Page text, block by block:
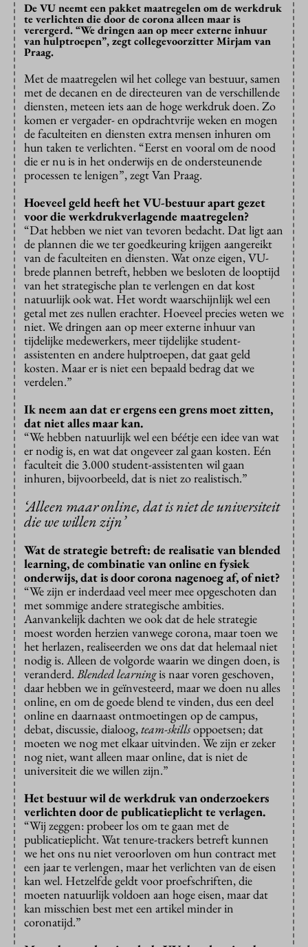
De VU neemt een pakket maatregelen om de werkdruk
te verlichten die door de corona alleen maar is
verergerd. “We dringen aan op meer externe inhuur
van hulptroepen”, zegt collegevoorzitter Mirjam van
Praag.
Met de maatregelen wil het college van bestuur, samen
met de decanen en de directeuren van de verschillende
diensten, meteen iets aan de hoge werkdruk doen. Zo
komen er vergader- en opdrachtvrije weken en mogen
de faculteiten en diensten extra mensen inhuren om
hun taken te verlichten. “Eerst en vooral om de nood
die er nu is in het onderwijs en de ondersteunende
processen te lenigen”, zegt Van Praag.
Hoeveel geld heeft het VU-bestuur apart gezet
voor die werkdrukverlagende maatregelen?
“Dat hebben we niet van tevoren bedacht. Dat ligt aan
de plannen die we ter goedkeuring krijgen aangereikt
van de faculteiten en diensten. Wat onze eigen, VU-
brede plannen betreft, hebben we besloten de looptijd
van het strategische plan te verlengen en dat kost
natuurlijk ook wat. Het wordt waarschijnlijk wel een
getal met zes nullen erachter. Hoeveel precies weten we
niet. We dringen aan op meer externe inhuur van
tijdelijke medewerkers, meer tijdelijke student-
assistenten en andere hulptroepen, dat gaat geld
kosten. Maar er is niet een bepaald bedrag dat we
verdelen.”
Ik neem aan dat er ergens een grens moet zitten,
dat niet alles maar kan.
“We hebben natuurlijk wel een béétje een idee van wat
er nodig is, en wat dat ongeveer zal gaan kosten. Eén
faculteit die 3.000 student-assistenten wil gaan
inhuren, bijvoorbeeld, dat is niet zo realistisch.”
‘Alleen maar online, dat is niet de universiteit
die we willen zijn’
Wat de strategie betreft: de realisatie van blended
learning, de combinatie van online en fysiek
onderwijs, dat is door corona nagenoeg af, of niet?
“We zijn er inderdaad veel meer mee opgeschoten dan
met sommige andere strategische ambities.
Aanvankelijk dachten we ook dat de hele strategie
moest worden herzien vanwege corona, maar toen we
het herlazen, realiseerden we ons dat dat helemaal niet
nodig is. Alleen de volgorde waarin we dingen doen, is
veranderd. Blended learningis naar voren geschoven,
daar hebben we in geïnvesteerd, maar we doen nu alles
online, en om de goede blend te vinden, dus een deel
online en daarnaast ontmoetingen op de campus,
debat, discussie, dialoog,team-skillsoppoetsen; dat
moeten we nog met elkaar uitvinden. We zijn er zeker
nog niet, want alleen maar online, dat is niet de
universiteit die we willen zijn.”
Het bestuur wil de werkdruk van onderzoekers
verlichten door de publicatieplicht te verlagen.
“Wij zeggen: probeer los om te gaan met de
publicatieplicht. Wat tenure-trackers betreft kunnen
we het ons nu niet veroorloven om hun contract met
een jaar te verlengen, maar het verlichten van de eisen
kan wel. Hetzelfde geldt voor proefschriften, die
moeten natuurlijk voldoen aan hoge eisen, maar dat
kan misschien best met een artikel minder in
coronatijd.”